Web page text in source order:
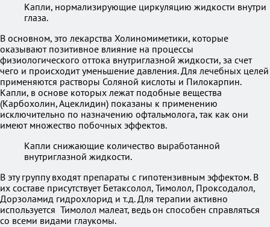
Капли, нормализирующие циркуляцию жидкости внутри
глаза.
В основном, это лекарства Холиномиметики, которые
оказывают позитивное влияние на процессы
физиологического оттока внутриглазной жидкости, за счет
чего и происходит уменьшение давления. Для лечебных целей
применяются растворы Соляной кислоты и Пилокарпин.
Капли, в основе которых лежат подобные вещества
(Карбохолин, Ацеклидин) показаны к применению
исключительно по назначению офтальмолога, так как они
имеют множество побочных эффектов.
Капли снижающие количество выработанной
внутриглазной жидкости.
В эту группу входят препараты с гипотензивным эффектом. В
их составе присутствует Бетаксолол, Тимолол, Проксодалол,
Дорзоламид гидрохлорид и т.д. Для терапии активно
используется Тимолол малеат, ведь он способен справляться
со всеми видами глаукомы.